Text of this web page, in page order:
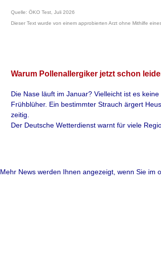
Quelle: ÖKO Test, Juli 2026
Dieser Text wurde von einem approbierten Arzt ohne Mithilfe
Warum Pollenallergiker jetzt schon
Die Nase läuft im Januar? Vielleicht ist es
Frühblüher. Ein bestimmter Strauch ärgert
zeitig.
Der Deutsche Wetterdienst warnt für viele
gemeldet. Zum Jahreswechsel stand etwa in
Mehr News werden Ihnen angezeigt, wenn Sie im